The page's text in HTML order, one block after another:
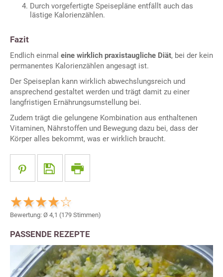
Durch vorgefertigte Speisepläne entfällt auch das
lästige Kalorienzählen.
Fazit
Endlich einmal eine wirklich praxistaugliche Diät, bei der kein
permanentes Kalorienzählen angesagt ist.
Der Speiseplan kann wirklich abwechslungsreich und
ansprechend gestaltet werden und trägt damit zu einer
langfristigen Ernährungsumstellung bei.
Zudem trägt die gelungene Kombination aus enthaltenen
Vitaminen, Nährstoffen und Bewegung dazu bei, dass der
Körper alles bekommt, was er wirklich braucht.
Bewertung: Ø 4,1 (179 Stimmen)
PASSENDE REZEPTE